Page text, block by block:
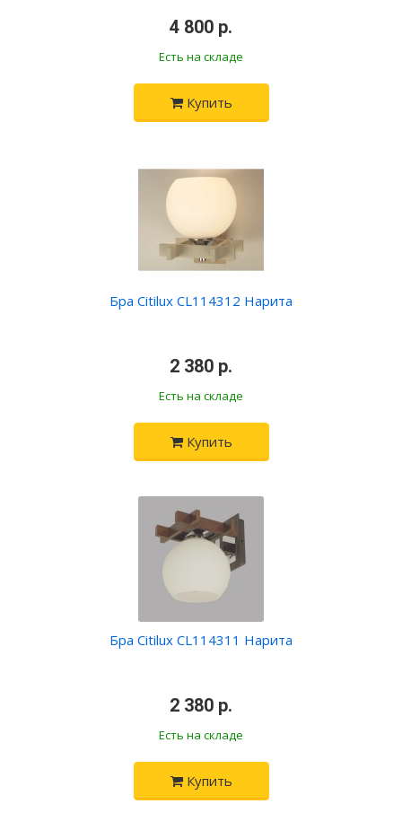
4 800 р.
Есть на складе
Купить
Бра Citilux CL114312 Нарита
2 380 р.
Есть на складе
Купить
Бра Citilux CL114311 Нарита
2 380 р.
Есть на складе
Купить